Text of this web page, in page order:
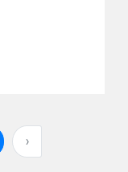
‹